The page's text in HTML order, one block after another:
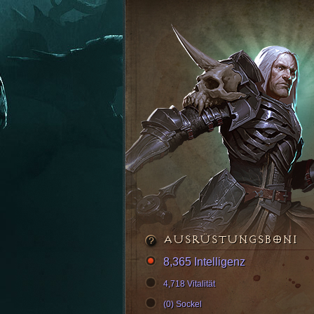
AUSRÜSTUNGSBONI
8,365 Intelligenz
4,718 Vitalität
(0) Sockel